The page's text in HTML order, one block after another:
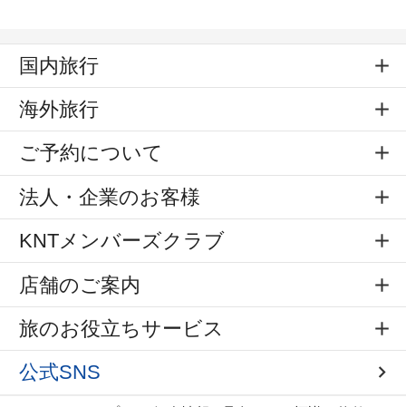
国内旅行
海外旅行
ご予約について
法人・企業のお客様
KNTメンバーズクラブ
店舗のご案内
旅のお役立ちサービス
公式SNS